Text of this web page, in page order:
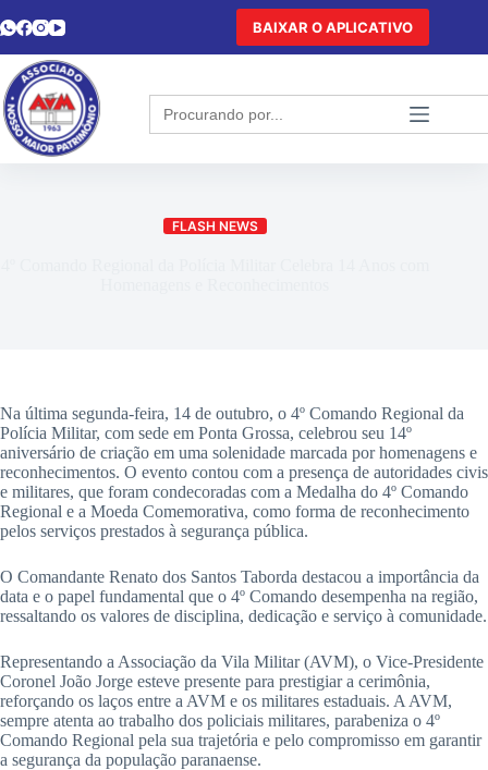
BAIXAR O APLICATIVO
Search
for:
FLASH NEWS
Na última segunda-feira, 14 de outubro, o 4º Comando Regional da
Polícia Militar, com sede em Ponta Grossa, celebrou seu 14º
aniversário de criação em uma solenidade marcada por homenagens e
reconhecimentos. O evento contou com a presença de autoridades civis
e militares, que foram condecoradas com a Medalha do 4º Comando
Regional e a Moeda Comemorativa, como forma de reconhecimento
pelos serviços prestados à segurança pública.
O Comandante Renato dos Santos Taborda destacou a importância da
data e o papel fundamental que o 4º Comando desempenha na região,
ressaltando os valores de disciplina, dedicação e serviço à comunidade.
Representando a Associação da Vila Militar (AVM), o Vice-Presidente
Coronel João Jorge esteve presente para prestigiar a cerimônia,
reforçando os laços entre a AVM e os militares estaduais. A AVM,
sempre atenta ao trabalho dos policiais militares, parabeniza o 4º
Comando Regional pela sua trajetória e pelo compromisso em garantir
a segurança da população paranaense.